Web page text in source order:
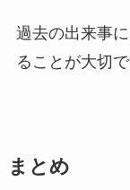
過去の出来事
ることが大切で
まとめ